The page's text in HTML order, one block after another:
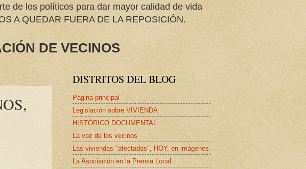
de los políticos para dar mayor calidad de vida
A QUEDAR FUERA DE LA REPOSICIÓN.
DE VECINOS
DISTRITOS DEL BLOG
Página principal
Legislación sobre VIVIENDA
HISTÓRICO DOCUMENTAL
La voz de los vecinos
Las viviendas "afectadas", HOY, en imágenes
La Asociación en la Prensa Local